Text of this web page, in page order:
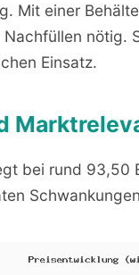
Mit einer
nötig.
Einsatz.
bei rund